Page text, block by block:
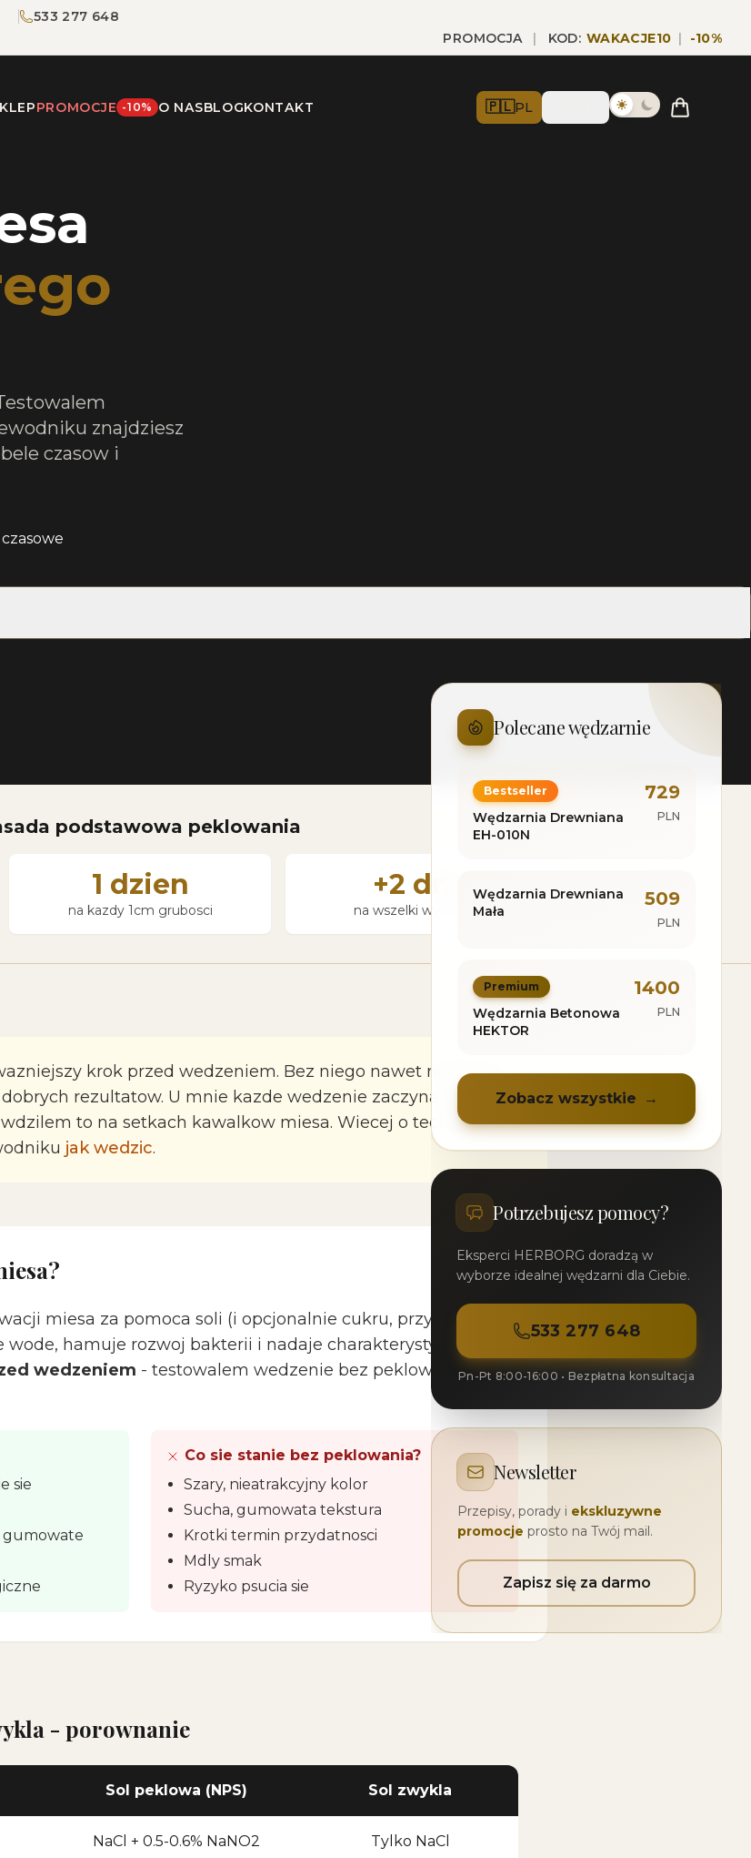
533 277 648
PROMOCJA
| KOD: WAKACJE10 | -10%
PROMOCJE -10% O NASBLOGKONTAKT 🇵🇱PL
znajdziesz
czasow i
podstawowa peklowania
1 dzien
na kazdy 1cm grubosci
+2 dni
na wszelki wypadek
krok przed wedzeniem. Bez niego nawet najlepsza
rezultatow. U mnie kazde wedzenie zaczyna sie od
to na setkach kawalkow miesa. Wiecej o technikach
jak wedzic.
miesa za pomoca soli (i opcjonalnie cukru, przypraw). Sol
hamuje rozwoj bakterii i nadaje charakterystyczny
wedzeniem - testowalem wedzenie bez peklowania i
sie
gumowate
Co sie stanie bez peklowania?
Szary, nieatrakcyjny kolor
Sucha, gumowata tekstura
Krotki termin przydatnosci
Mdly smak
Ryzyko psucia sie
- porownanie
Sol peklowa (NPS) Sol zwykla
NaCl + 0.5-0.6% NaNO2 Tylko NaCl
Polecane wędzarnie
Bestseller
Wędzarnia Drewniana
EH-010N
729
PLN
Wędzarnia Drewniana
Mała
509
PLN
Premium
Wędzarnia Betonowa
HEKTOR
1400
PLN
Zobacz wszystkie →
Potrzebujesz pomocy?
Eksperci HERBORG doradzą w
wyborze idealnej wędzarni dla Ciebie.
533 277 648
Pn-Pt 8:00-16:00 • Bezpłatna konsultacja
Newsletter
Przepisy, porady i ekskluzywne
promocje prosto na Twój mail.
Zapisz się za darmo